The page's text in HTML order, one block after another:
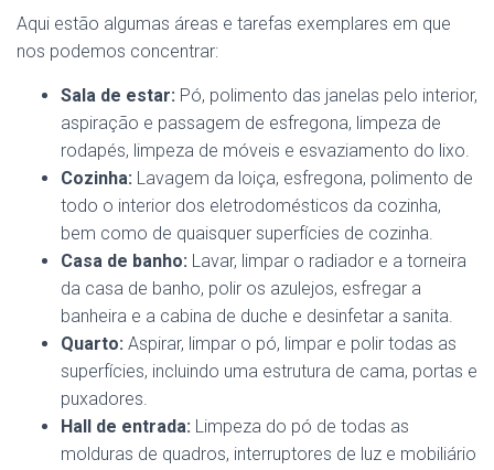
Aqui estão algumas áreas e tarefas exemplares em que
nos podemos concentrar:
Sala de estar: Pó, polimento das janelas pelo interior,
aspiração e passagem de esfregona, limpeza de
rodapés, limpeza de móveis e esvaziamento do lixo.
Cozinha: Lavagem da loiça, esfregona, polimento de
todo o interior dos eletrodomésticos da cozinha,
bem como de quaisquer superfícies de cozinha.
Casa de banho: Lavar, limpar o radiador e a torneira
da casa de banho, polir os azulejos, esfregar a
banheira e a cabina de duche e desinfetar a sanita.
Quarto: Aspirar, limpar o pó, limpar e polir todas as
superfícies, incluindo uma estrutura de cama, portas e
puxadores.
Hall de entrada: Limpeza do pó de todas as
molduras de quadros, interruptores de luz e mobiliário